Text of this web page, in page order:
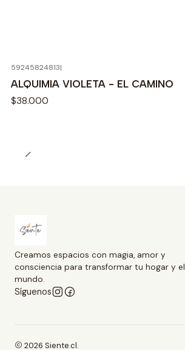
59245824813|
ALQUIMIA VIOLETA - EL CAMINO
$38.000
Creamos espacios con magia, amor y
consciencia para transformar tu hogar y el
mundo.
Síguenos
2026 Siente.cl.